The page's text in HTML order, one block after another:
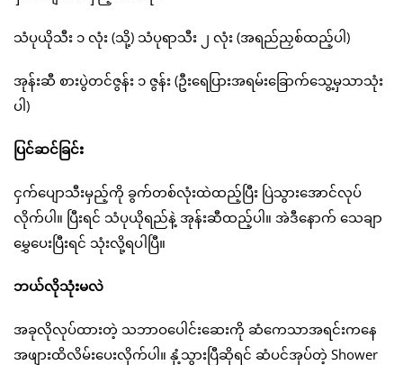
သံပုယိုသီး ၁ လုံး (သို့) သံပုရာသီး ၂ လုံး (အရည်ညှစ်ထည့်ပါ)
အုန်းဆီ စားပွဲတင်ဇွန်း ၁ ဇွန်း (ဦးရေပြားအရမ်းခြောက်သွေ့မှသာသုံး
ပါ)
ပြင်ဆင်ခြင်း
ငှက်ပျောသီးမှည့်ကို ခွက်တစ်လုံးထဲထည့်ပြီး ပြဲသွားအောင်လုပ်
လိုက်ပါ။ ပြီးရင် သံပုယိုရည်နဲ့ အုန်းဆီထည့်ပါ။ အဲဒီနောက် သေချာ
မွှေပေးပြီးရင် သုံးလို့ရပါပြီ။
ဘယ်လိုသုံးမလဲ
အခုလိုလုပ်ထားတဲ့ သဘာဝပေါင်းဆေးကို ဆံကေသာအရင်းကနေ
အဖျားထိလိမ်းပေးလိုက်ပါ။ နှံ့သွားပြီဆိုရင် ဆံပင်အုပ်တဲ့ Shower